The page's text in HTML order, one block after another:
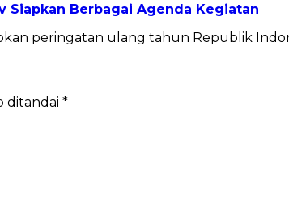
Siapkan Berbagai Agenda Kegiatan
peringatan ulang tahun Republik
ditandai *